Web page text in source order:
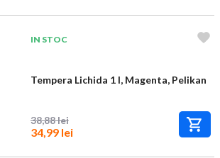
IN STOC
Tempera Lichida 1 l, Magenta, Pelikan
38,88 lei
34,99 lei